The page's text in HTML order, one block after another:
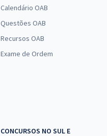
Calendário OAB
Questões OAB
Recursos OAB
Exame de Ordem
CONCURSOS NO SUL E